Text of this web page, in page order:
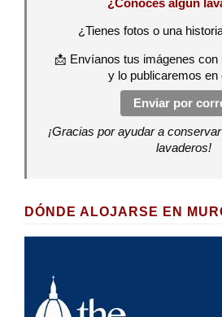
¿Conoces algún
¿Tienes fotos o una
📩 Envíanos tus imágenes con
y lo publicaremos en
Enviar por
¡Gracias por ayudar a
lavaderos!
DÓNDE ALOJARSE EN